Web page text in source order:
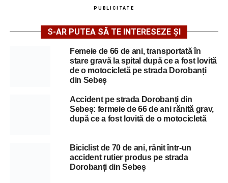
PUBLICITATE
S-AR PUTEA SĂ TE INTERESEZE ȘI
Femeie de 66 de ani, transportată în
stare gravă la spital după ce a fost lovită
de o motocicletă pe strada Dorobanți
din Sebeș
Accident pe strada Dorobanți din
Sebeș: fermeie de 66 de ani rănită grav,
după ce a fost lovită de o motocicletă
Biciclist de 70 de ani, rănit într-un
accident rutier produs pe strada
Dorobanți din Sebeș